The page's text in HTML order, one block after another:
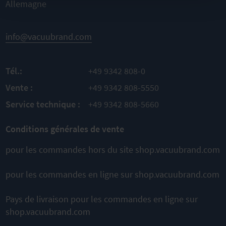
Allemagne
info@vacuubrand.com
Tél.:
+49 9342 808-0
Vente :
+49 9342 808-5550
Service technique :
+49 9342 808-5660
Conditions générales de vente
pour les commandes hors du site shop.vacuubrand.com
pour les commandes en ligne sur shop.vacuubrand.com
Pays de livraison pour les commandes en ligne sur
shop.vacuubrand.com